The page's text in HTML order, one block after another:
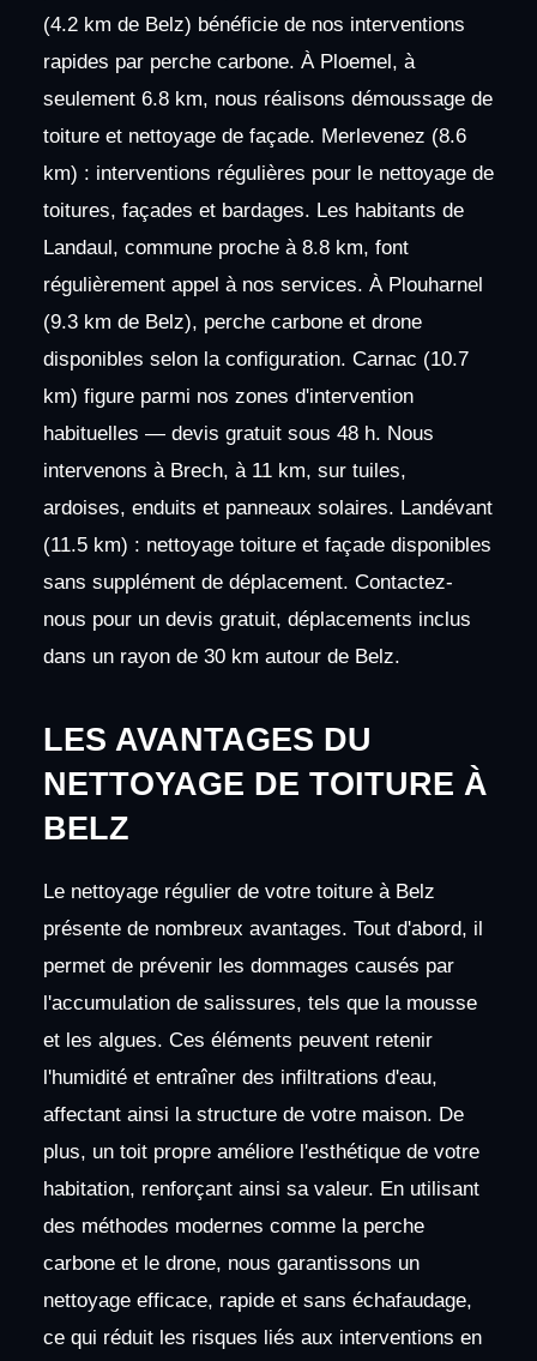
(4.2 km de Belz) bénéficie de nos interventions
rapides par perche carbone. À Ploemel, à
seulement 6.8 km, nous réalisons démoussage de
toiture et nettoyage de façade. Merlevenez (8.6
km) : interventions régulières pour le nettoyage de
toitures, façades et bardages. Les habitants de
Landaul, commune proche à 8.8 km, font
régulièrement appel à nos services. À Plouharnel
(9.3 km de Belz), perche carbone et drone
disponibles selon la configuration. Carnac (10.7
km) figure parmi nos zones d'intervention
habituelles — devis gratuit sous 48 h. Nous
intervenons à Brech, à 11 km, sur tuiles,
ardoises, enduits et panneaux solaires. Landévant
(11.5 km) : nettoyage toiture et façade disponibles
sans supplément de déplacement. Contactez-
nous pour un devis gratuit, déplacements inclus
dans un rayon de 30 km autour de Belz.
LES AVANTAGES DU
NETTOYAGE DE TOITURE À
BELZ
Le nettoyage régulier de votre toiture à Belz
présente de nombreux avantages. Tout d'abord, il
permet de prévenir les dommages causés par
l'accumulation de salissures, tels que la mousse
et les algues. Ces éléments peuvent retenir
l'humidité et entraîner des infiltrations d'eau,
affectant ainsi la structure de votre maison. De
plus, un toit propre améliore l'esthétique de votre
habitation, renforçant ainsi sa valeur. En utilisant
des méthodes modernes comme la perche
carbone et le drone, nous garantissons un
nettoyage efficace, rapide et sans échafaudage,
ce qui réduit les risques liés aux interventions en